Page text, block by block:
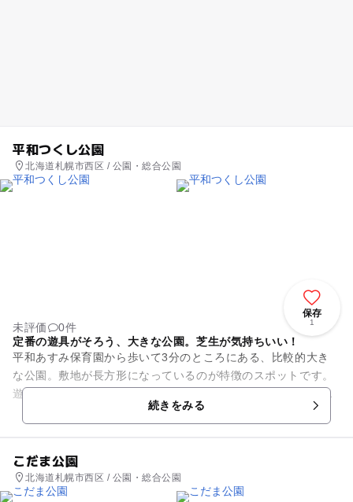
平和つくし公園
北海道札幌市西区 / 公園・総合公園
保存
1
未評価
0件
定番の遊具がそろう、大きな公園。芝生が気持ちいい！
平和あすみ保育園から歩いて3分のところにある、比較的大き
な公園。敷地が長方形になっているのが特徴のスポットです。
遊具はブランコや鉄棒、すべり台といった定番があります。ほ
かに、砂場も作られています...続きをみる
こだま公園
北海道札幌市西区 / 公園・総合公園